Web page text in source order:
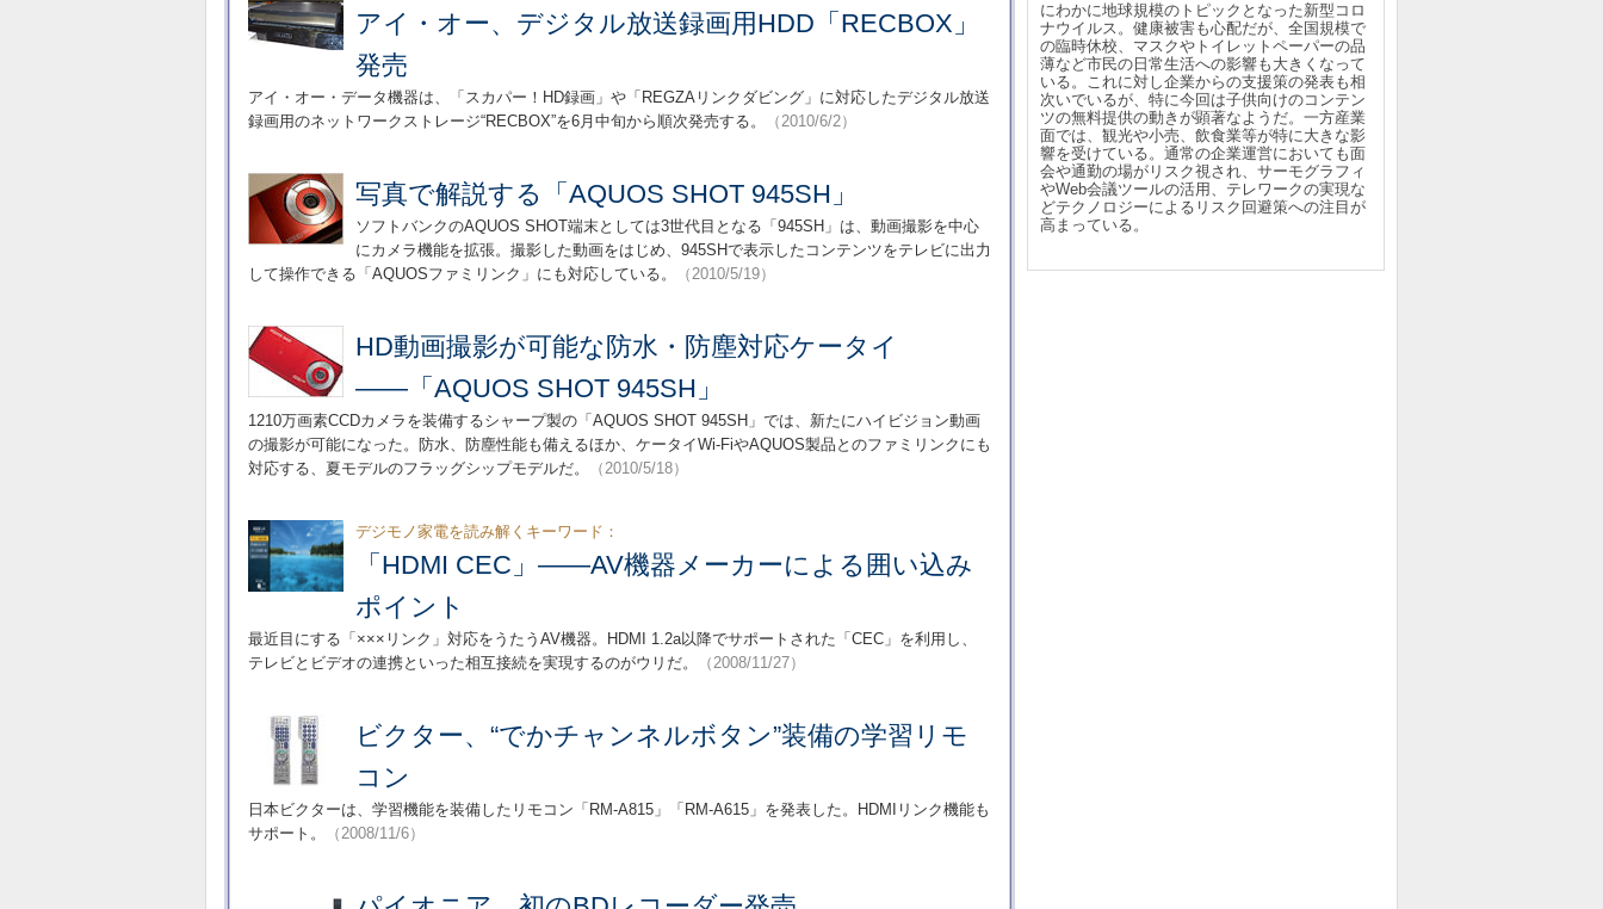
アイ・オー、デジタル放送録画用HDD「RECBOX」
発売
アイ・オー・データ機器は、「スカパー！HD録画」や「REGZAリンクダビング」に対応したデジタル放送
録画用のネットワークストレージ“RECBOX”を6月中旬から順次発売する。
（2010/6/2）
写真で解説する「AQUOS SHOT 945SH」
ソフトバンクのAQUOS SHOT端末としては3世代目となる「945SH」は、動画撮影を中心
にカメラ機能を拡張。撮影した動画をはじめ、945SHで表示したコンテンツをテレビに出力
して操作できる「AQUOSファミリンク」にも対応している。
（2010/5/19）
HD動画撮影が可能な防水・防塵対応ケータイ
――「AQUOS SHOT 945SH」
1210万画素CCDカメラを装備するシャープ製の「AQUOS SHOT 945SH」では、新たにハイビジョン動画
の撮影が可能になった。防水、防塵性能も備えるほか、ケータイWi-FiやAQUOS製品とのファミリンクにも
対応する、夏モデルのフラッグシップモデルだ。
（2010/5/18）
デジモノ家電を読み解くキーワード：
「HDMI CEC」――AV機器メーカーによる囲い込み
ポイント
最近目にする「×××リンク」対応をうたうAV機器。HDMI 1.2a以降でサポートされた「CEC」を利用し、
テレビとビデオの連携といった相互接続を実現するのがウリだ。
（2008/11/27）
ビクター、“でかチャンネルボタン”装備の学習リモ
コン
日本ビクターは、学習機能を装備したリモコン「RM-A815」「RM-A615」を発表した。HDMIリンク機能も
サポート。
（2008/11/6）
にわかに地球規模のトピックとなった新型コロ
ナウイルス。健康被害も心配だが、全国規模で
の臨時休校、マスクやトイレットペーパーの品
薄など市民の日常生活への影響も大きくなって
いる。これに対し企業からの支援策の発表も相
次いでいるが、特に今回は子供向けのコンテン
ツの無料提供の動きが顕著なようだ。一方産業
面では、観光や小売、飲食業等が特に大きな影
響を受けている。通常の企業運営においても面
会や通勤の場がリスク視され、サーモグラフィ
やWeb会議ツールの活用、テレワークの実現な
どテクノロジーによるリスク回避策への注目が
高まっている。